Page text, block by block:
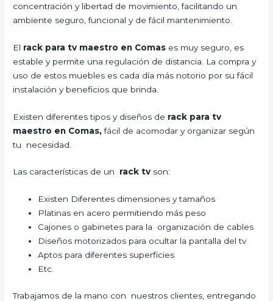
concentración y libertad de movimiento, facilitando un
ambiente seguro, funcional y de fácil mantenimiento.
El rack para tv maestro en Comas es muy seguro, es
estable y permite una regulación de distancia. La compra y
uso de estos muebles es cada día más notorio por su fácil
instalación y beneficios que brinda.
Existen diferentes tipos y diseños de rack para tv
maestro en Comas,fácil de acomodar y organizar según
tu necesidad.
Las características de un rack tv son:
Existen Diferentes dimensiones y tamaños
Platinas en acero permitiendo más peso
Cajones o gabinetes para la organización de cables
Diseños motorizados para ocultar la pantalla del tv
Aptos para diferentes superficies
Etc.
Trabajamos de la mano con nuestros clientes, entregando